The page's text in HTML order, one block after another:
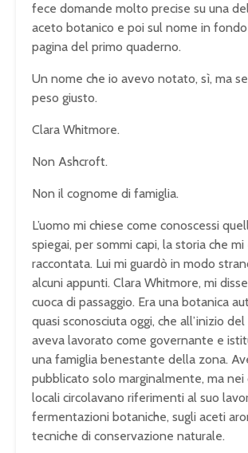
fece domande molto precise su una
aceto botanico e poi sul nome in
pagina del primo quaderno.
Un nome che io avevo notato, sì, ma
peso giusto.
Clara Whitmore.
Non Ashcroft.
Non il cognome di famiglia.
L’uomo mi chiese come conoscessi
spiegai, per sommi capi, la storia che
raccontata. Lui mi guardò in modo
alcuni appunti. Clara Whitmore, mi
cuoca di passaggio. Era una botanica
quasi sconosciuta oggi, che all’inizio
aveva lavorato come governante e
una famiglia benestante della zona.
pubblicato solo marginalmente, ma nei
locali circolavano riferimenti al suo
fermentazioni botaniche, sugli aceti
tecniche di conservazione naturale.